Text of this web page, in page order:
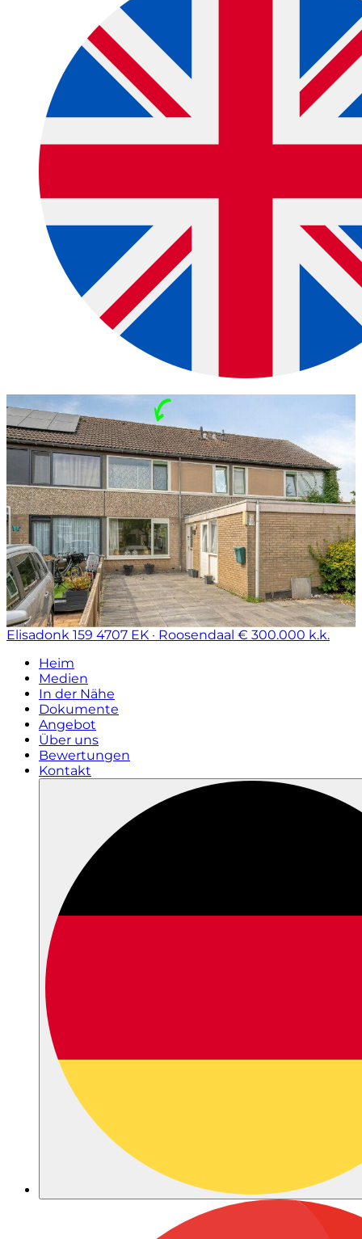
Elisadonk 159 4707 EK · Roosendaal € 300.000 k.k.
Heim
Medien
In der Nähe
Dokumente
Angebot
Über uns
Bewertungen
Kontakt